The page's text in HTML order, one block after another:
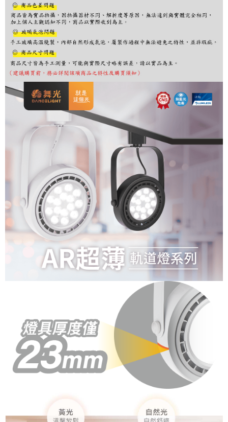
客戶支援中心」https://netprotections.freshdesk.com/support/home
【注意事項】
１．透過由恩沛科技股份有限公司提供之「AFTEE先享後付」服務完成之交
易，需依本服務之必要範圍內提供個人資料，並將交易相關給付款項請求債
權轉讓予恩沛科技股份有限公司。
２．關於個人資料處理事宜，請瀏覽以下網址：
https://aftee.tw/terms/#terms3
「AFTEE先享後付」，若未經同意申辦者引起之損失，本公司不負相關責
任。
４．使用「AFTEE先享後付」時，將依據個別帳號之用戶狀況，依本公司即
時審查核予不同之上限額度；若仍有額度不足之情形，本公司將視審查結果
請求用戶進行身份認證。
５．嚴禁一人註冊多個帳號或使用他人資訊註冊。若發現惡意使用之情形，
恩沛科技股份有限公司將有權停止該用戶之使用額度並採取法律行動。